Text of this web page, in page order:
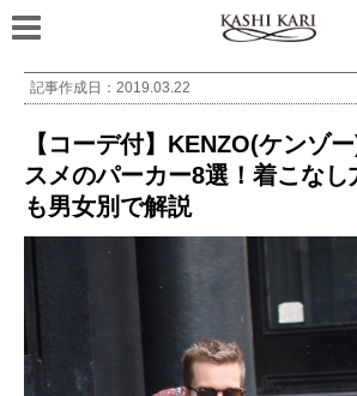
記事作成日： 2019.03.22
【コーデ付】KENZO(ケンゾ
スメのパーカー8選！着こなし
も男女別で解説